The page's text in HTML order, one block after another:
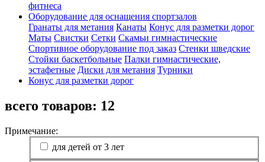
фитнеса
Оборудование для оснащения спортзалов
Гранаты для метания Канаты Конус для разметки дорог
Маты Свистки Сетки Скамьи гимнастические
Спортивное оборудование под заказ Стенки шведские
Стойки баскетбольные Палки гимнастические,
эстафетные Диски для метания Турники
Конус для разметки дорог
всего товаров: 12
Примечание:
для детей от 3 лет